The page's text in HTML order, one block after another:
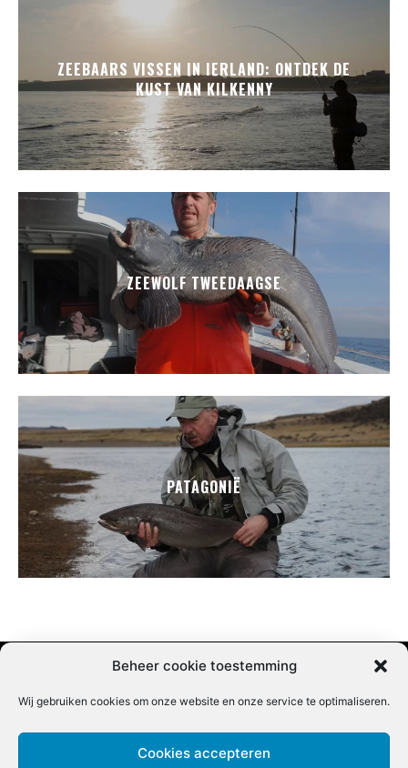
Beheer cookie toestemming
Wij gebruiken cookies om onze website en onze service te optimaliseren.
Cookies accepteren
ZEEBAARS VISSEN IN IERLAND: ONTDEK DE
KUST VAN KILKENNY
ZEEWOLF TWEEDAAGSE
PATAGONIË
Nieuwsbrief inschrijven | Partner content